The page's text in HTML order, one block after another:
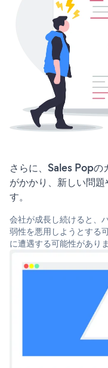
さらに、Sales Popの
がかかり、新しい問
す。
会社が成長し続けると、
弱性を悪用しようとする
に遭遇する可能性がありま